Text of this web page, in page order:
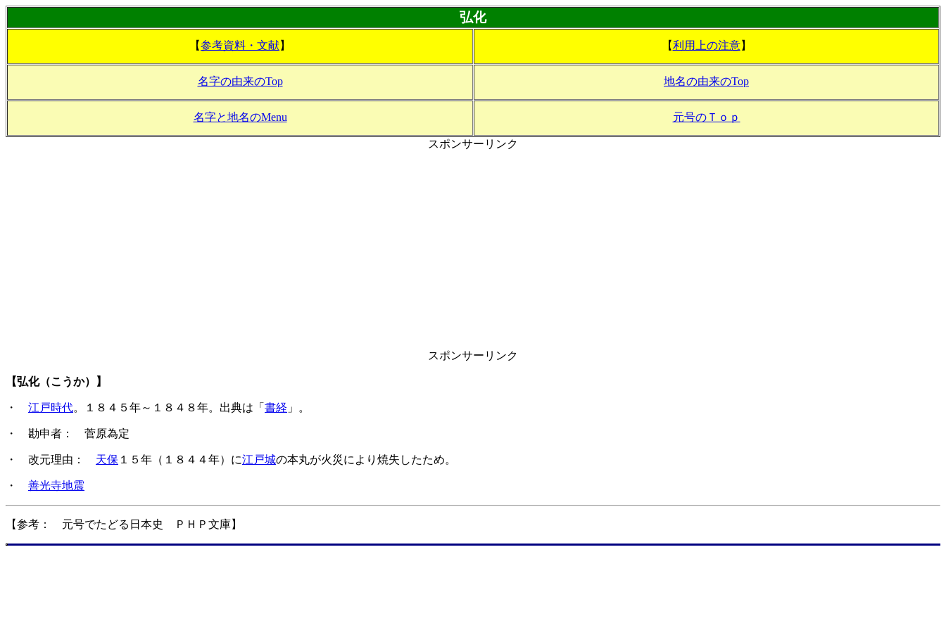
弘化
【参考資料・文献】 【利用上の注意】
名字の由来のTop 地名の由来のTop
名字と地名のMenu 元号のＴｏｐ
スポンサーリンク
スポンサーリンク
【弘化（こうか）】
・ 江戸時代。１８４５年～１８４８年。出典は「 書経 」。
・ 勘申者： 菅原為定
・ 改元理由： 天保 １５年（１８４４年）に江戸城の本丸が火災により焼失したため。
・ 善光寺地震
【参考： 元号でたどる日本史 ＰＨＰ文庫】